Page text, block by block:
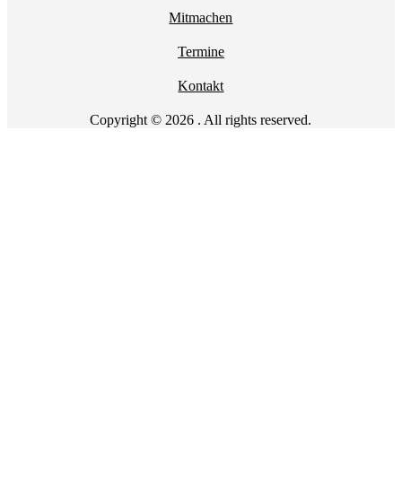
Mitmachen
Termine
Kontakt
Copyright © 2026 . All rights reserved.